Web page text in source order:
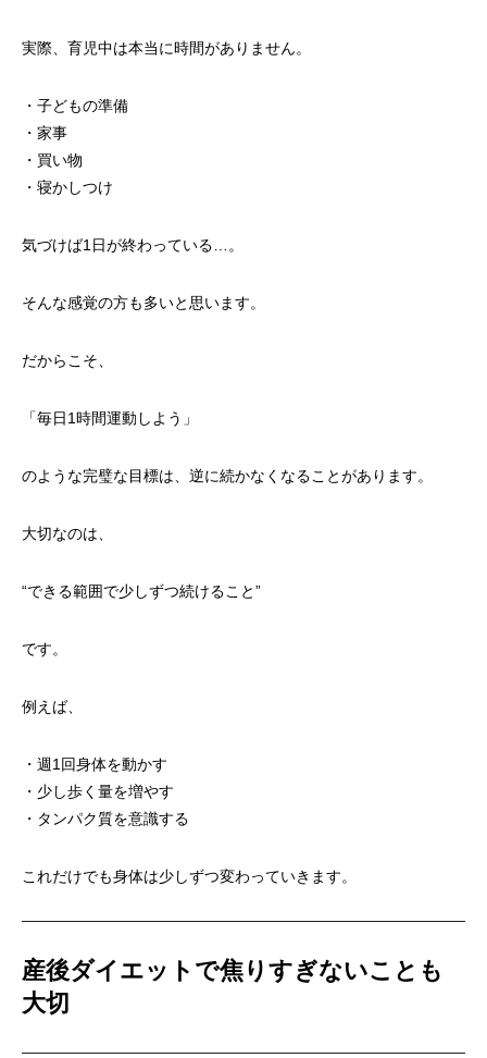
実際、育児中は本当に時間がありません。
・子どもの準備
・家事
・買い物
・寝かしつけ
気づけば1日が終わっている…。
そんな感覚の方も多いと思います。
だからこそ、
「毎日1時間運動しよう」
のような完璧な目標は、逆に続かなくなることがあります。
大切なのは、
“できる範囲で少しずつ続けること”
です。
例えば、
・週1回身体を動かす
・少し歩く量を増やす
・タンパク質を意識する
これだけでも身体は少しずつ変わっていきます。
産後ダイエットで焦りすぎないことも
大切